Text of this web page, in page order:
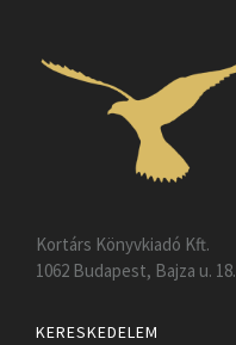
Kortárs Könyvkiadó Kft.
1062 Budapest, Bajza u. 18.
KERESKEDELEM